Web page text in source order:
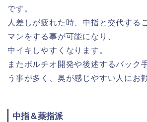
です。
人差しが疲れた時、中指と交代する
マンをする事が可能になり、
中イキしやすくなります。
またポルチオ開発や後述するバック
う事が多く、奥が感じやすい人にお
中指＆薬指派